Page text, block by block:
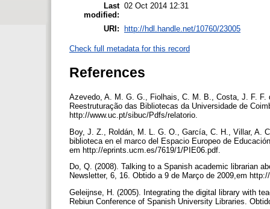
Last
modified:
02 Oct 2014 12:31
URI: http://hdl.handle.net/10760/23005
Check full metadata for this record
References
Azevedo, A. M. G. G., Fiolhais, C. M. B., Costa, J. F.
Reestruturação das Bibliotecas da Universidade de
http://www.uc.pt/sibuc/Pdfs/relatorio.
Boy, J. Z., Roldán, M. L. G. O., García, C. H., Villar, A.
biblioteca en el marco del Espacio Europeo de
em http://eprints.ucm.es/7619/1/PIE06.pdf.
Do, Q. (2008). Talking to a Spanish academic librarian
Newsletter, 6, 16. Obtido a 9 de Março de 2009,em
Geleijnse, H. (2005). Integrating the digital library with
Rebiun Conference of Spanish University Libraries.